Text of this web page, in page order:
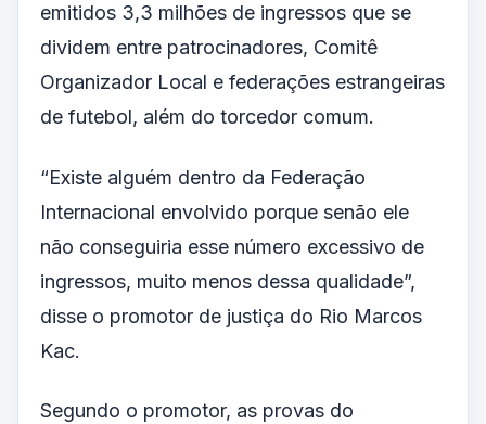
emitidos 3,3 milhões de ingressos que se
dividem entre patrocinadores, Comitê
Organizador Local e federações estrangeiras
de futebol, além do torcedor comum.
“Existe alguém dentro da Federação
Internacional envolvido porque senão ele
não conseguiria esse número excessivo de
ingressos, muito menos dessa qualidade”,
disse o promotor de justiça do Rio Marcos
Kac.
Segundo o promotor, as provas do